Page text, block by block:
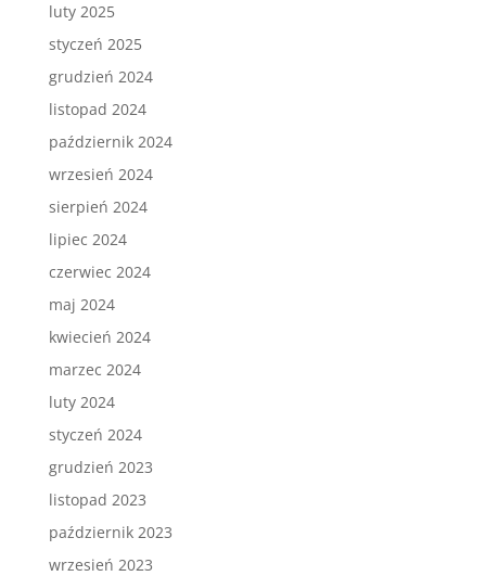
luty 2025
styczeń 2025
grudzień 2024
listopad 2024
październik 2024
wrzesień 2024
sierpień 2024
lipiec 2024
czerwiec 2024
maj 2024
kwiecień 2024
marzec 2024
luty 2024
styczeń 2024
grudzień 2023
listopad 2023
październik 2023
wrzesień 2023